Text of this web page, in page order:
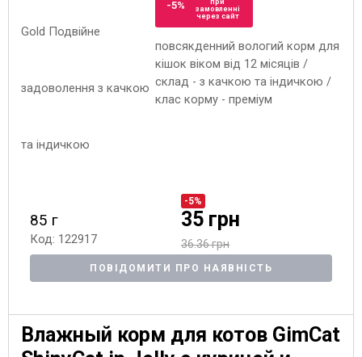
-5%
при
замовленні
через сайт
повсякденний вологий корм для
кішок віком від 12 місяців /
склад - з качкою та індичкою /
клас корму - преміум
85 г
Код: 122917
-5%
35 грн
36.36 грн
ПОВІДОМИТИ ПРО НАЯВНІСТЬ
Влажный корм для котов GimCat